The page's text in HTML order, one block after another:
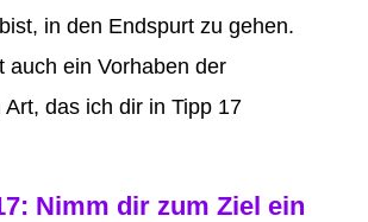
in den Endspurt zu gehen.
auch ein Vorhaben der
Art, das ich dir in Tipp 17
Nimm dir zum Ziel ein